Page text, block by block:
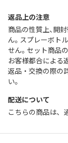
返品上の注意
商品の性質上､開
ん｡ スプレーボト
せん｡ セット商品
お客様都合による
返品・交換の際の
い。
配送について
こちらの商品は、